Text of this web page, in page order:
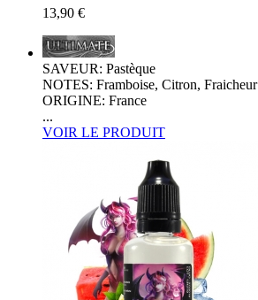
13,90 €
SAVEUR: Pastèque
NOTES: Framboise, Citron, Fraicheur
ORIGINE: France
...
VOIR LE PRODUIT